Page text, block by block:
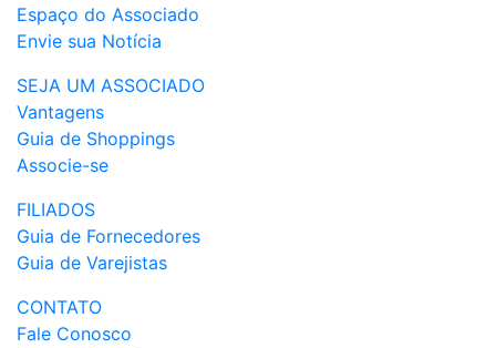
Espaço do Associado
Envie sua Notícia
SEJA UM ASSOCIADO
Vantagens
Guia de Shoppings
Associe-se
FILIADOS
Guia de Fornecedores
Guia de Varejistas
CONTATO
Fale Conosco